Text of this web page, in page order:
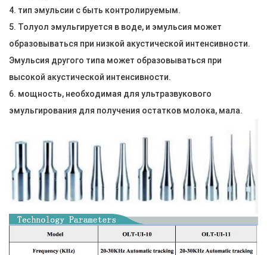
4. тип эмульсии с быть контролируемым.
5. Толуол эмульгируется в воде, и эмульсия может
образовываться при низкой акустической интенсивности.
Эмульсия другого типа может образовываться при
высокой акустической интенсивности.
6. мощность, необходимая для ультразвукового
эмульгирования для получения остатков молока, мала.